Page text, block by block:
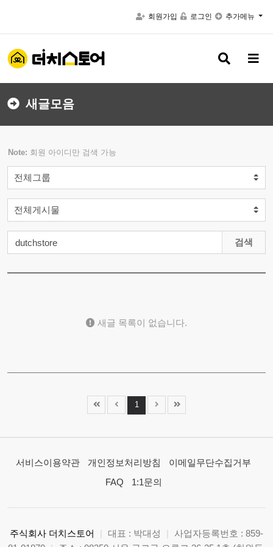
회원가입 로그인 추가메뉴
검
버
메
버
새글모음
Note: 회원 아이디만 검색 가능
검색
새글 목록이 없습니다.
1
서비스이용약관 개인정보처리방침
이메일무단수집거부
FAQ
1:1문의
주식회사 더치스토어 대표 : 박대성
사업자등록번호 : 859-